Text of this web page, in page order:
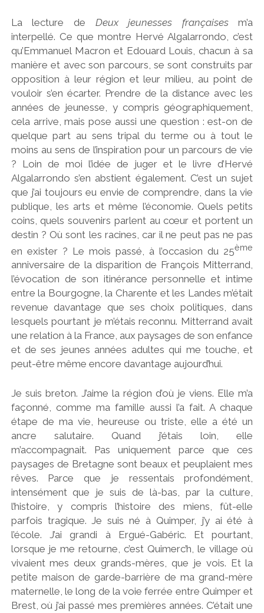
La lecture de Deux jeunesses françaisesm’a
interpellé. Ce que montre Hervé Algalarrondo, c’est
qu’Emmanuel Macron et Edouard Louis, chacun à sa
manière et avec son parcours, se sont construits par
opposition à leur région et leur milieu, au point de
vouloir s’en écarter. Prendre de la distance avec les
années de jeunesse, y compris géographiquement,
cela arrive, mais pose aussi une question : est-on de
quelque part au sens tripal du terme ou à tout le
moins au sens de l’inspiration pour un parcours de vie
? Loin de moi l’idée de juger et le livre d’Hervé
Algalarrondo s’en abstient également. C’est un sujet
que j’ai toujours eu envie de comprendre, dans la vie
publique, les arts et même l’économie. Quels petits
coins, quels souvenirs parlent au cœur et portent un
destin ? Où sont les racines, car il ne peut pas ne pas
en exister ? Le mois passé, à l’occasion du 25ème
anniversaire de la disparition de François Mitterrand,
l’évocation de son itinérance personnelle et intime
entre la Bourgogne, la Charente et les Landes m’était
revenue davantage que ses choix politiques, dans
lesquels pourtant je m’étais reconnu. Mitterrand avait
une relation à la France, aux paysages de son enfance
et de ses jeunes années adultes qui me touche, et
peut-être même encore davantage aujourd’hui.
Je suis breton. J’aime la région d’où je viens. Elle m’a
façonné, comme ma famille aussi l’a fait. A chaque
étape de ma vie, heureuse ou triste, elle a été un
ancre salutaire. Quand j’étais loin, elle
m’accompagnait. Pas uniquement parce que ces
paysages de Bretagne sont beaux et peuplaient mes
rêves. Parce que je ressentais profondément,
intensément que je suis de là-bas, par la culture,
l’histoire, y compris l’histoire des miens, fût-elle
parfois tragique. Je suis né à Quimper, j’y ai été à
l’école. J’ai grandi à Ergué-Gabéric. Et pourtant,
lorsque je me retourne, c’est Quimerc’h, le village où
vivaient mes deux grands-mères, que je vois. Et la
petite maison de garde-barrière de ma grand-mère
maternelle, le long de la voie ferrée entre Quimper et
Brest, où j’ai passé mes premières années. C’était une